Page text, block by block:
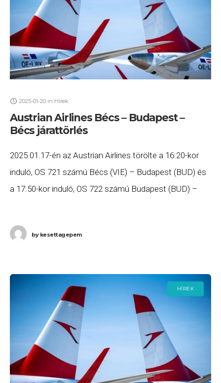
2025-01-20 in Hírek
Austrian Airlines Bécs – Budapest –
Bécs járattörlés
2025.01.17-én az Austrian Airlines törölte a 16:20-kor
induló, OS 721 számú Bécs (VIE) – Budapest (BUD) és
a 17:50-kor induló, OS 722 számú Budapest (BUD) –
bykesettagepem
HÍREK